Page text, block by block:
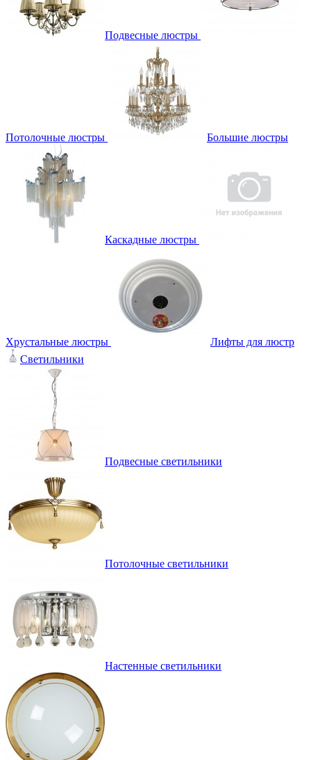
Подвесные люстры
Потолочные люстры Большие люстры
Каскадные люстры
Хрустальные люстры
Лифты для люстр
Светильники
Подвесные светильники
Потолочные светильники
Настенные светильники